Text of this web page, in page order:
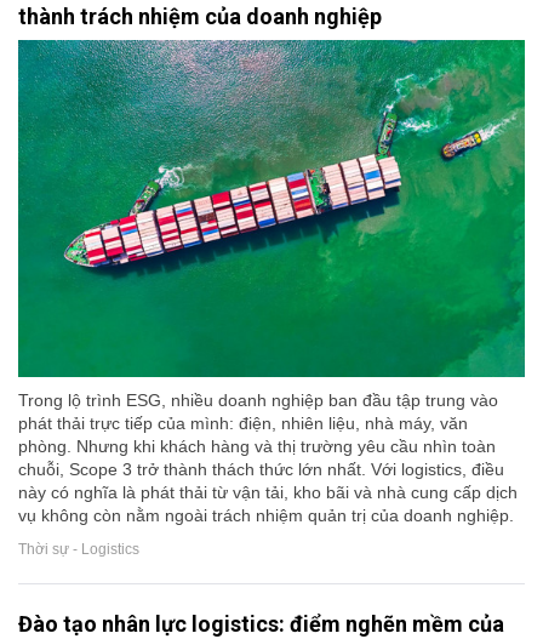
thành trách nhiệm của doanh nghiệp
Trong lộ trình ESG, nhiều doanh nghiệp ban đầu tập trung vào
phát thải trực tiếp của mình: điện, nhiên liệu, nhà máy, văn
phòng. Nhưng khi khách hàng và thị trường yêu cầu nhìn toàn
chuỗi, Scope 3 trở thành thách thức lớn nhất. Với logistics, điều
này có nghĩa là phát thải từ vận tải, kho bãi và nhà cung cấp dịch
vụ không còn nằm ngoài trách nhiệm quản trị của doanh nghiệp.
Thời sự - Logistics
Đào tạo nhân lực logistics: điểm nghẽn mềm của